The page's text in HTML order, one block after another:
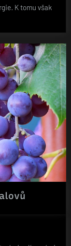
K tomu však